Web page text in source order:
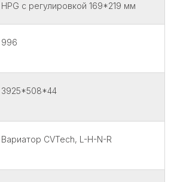
HPG с регулировкой 169*219 мм
996
3925*508*44
Вариатор CVTech, L-H-N-R